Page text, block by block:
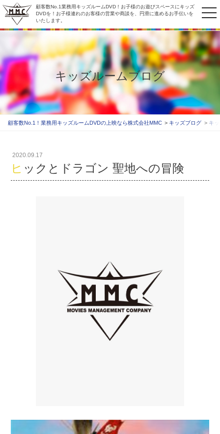
顧客数No.1業務用キッズルームDVD！お子様のお遊びスペースにキッズ
DVDを！お子様連れのお客様の営業や商談を、円滑に進めるお手伝いを
いたします。
キッズルームブログ
顧客数No.1！業務用キッズルームDVDの上映なら株式会社MMC キッズブログ キ
2020.09.17
ヒックとドラゴン 聖地への冒険